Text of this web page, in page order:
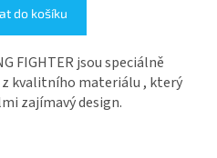
do košíku
FIGHTER jsou speciálně
z kvalitního materiálu , který
zajímavý design.